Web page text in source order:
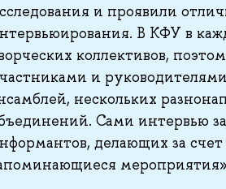
и проявили
В КФУ в
коллективов,
и
нескольких
Сами интервью
делающих за
мероприятия»